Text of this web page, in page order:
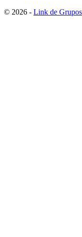
© 2026 - Link de Grupos